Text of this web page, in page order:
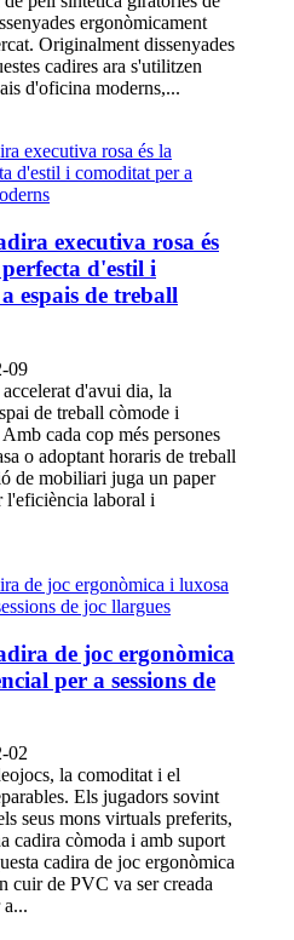
ergonòmicament
Originalment dissenyades
cadires ara s'utilitzen
d'oficina moderns,...
executiva rosa és
d'estil i
espais de treball
09
d'avui dia, la
de treball còmode i
cada cop més persones
o adoptant horaris de treball
de mobiliari juga un paper
l'eficiència laboral i
de joc ergonòmica
per a sessions de
02
la comoditat i el
Els jugadors sovint
seus mons virtuals preferits,
cadira còmoda i amb suport
cadira de joc ergonòmica
cuir de PVC va ser creada